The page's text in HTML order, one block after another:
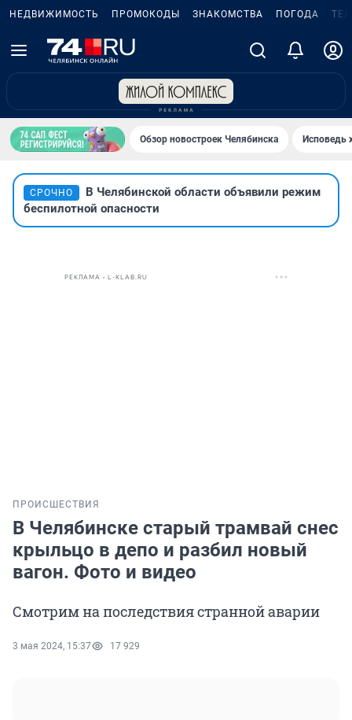
НЕДВИЖИМОСТЬ ПРОМОКОДЫ ЗНАКОМСТВА ПОГОДА
Обзор новостроек Челябинска Исповедь
СРОЧНО
В Челябинской области объявили режим
беспилотной опасности
РЕКЛАМА • L-KLAB.RU
ПРОИСШЕСТВИЯ
В Челябинске старый трамвай снес
крыльцо в депо и разбил новый
вагон. Фото и видео
Смотрим на последствия странной аварии
3 мая 2024, 15:37 17 929